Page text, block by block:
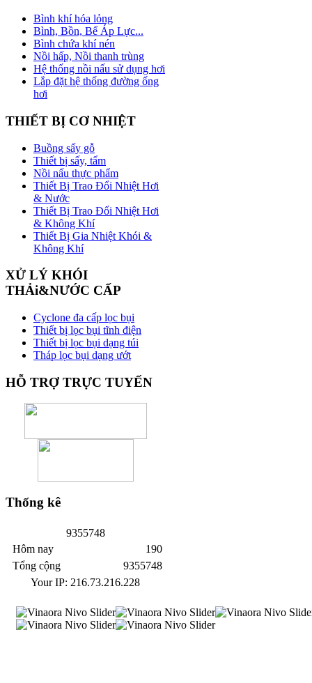
Bình khí hóa lỏng
Bình, Bồn, Bể Áp Lực...
Bình chứa khí nén
Nồi hấp, Nồi thanh trùng
Hệ thống nồi nấu sử dụng hơi
Lắp đặt hệ thống đường ống
hơi
THIẾT BỊ CƠ NHIỆT
Buồng sấy gỗ
Thiết bị sấy, tẩm
Nồi nấu thực phẩm
Thiết Bị Trao Đổi Nhiệt Hơi
& Nước
Thiết Bị Trao Đổi Nhiệt Hơi
& Không Khí
Thiết Bị Gia Nhiệt Khói &
Không Khí
XỬ LÝ KHÓI
THẢi&NƯỚC CẤP
Cyclone đa cấp lọc bụi
Thiết bị lọc bụi tĩnh điện
Thiết bị lọc bụi dạng túi
Tháp lọc bụi dạng ướt
HỖ TRỢ TRỰC TUYẾN
Thống kê
9355748
Hôm nay
Tổng cộng
190
9355748
Your IP: 216.73.216.228